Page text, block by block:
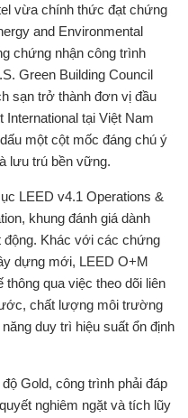
vừa chính thức đạt chứng
and Environmental
chứng nhận công trình
Green Building Council
sạn trở thành đơn vị đầu
International tại Việt Nam
một cột mốc đáng chú ý
lưu trú bền vững.
LEED v4.1 Operations &
khung đánh giá dành
động. Khác với các chứng
dựng mới, LEED O+M
thông qua việc theo dõi liên
chất lượng môi trường
duy trì hiệu suất ổn định
Gold, công trình phải đáp
nghiêm ngặt và tích lũy